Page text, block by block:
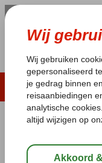
Home
Griekenland